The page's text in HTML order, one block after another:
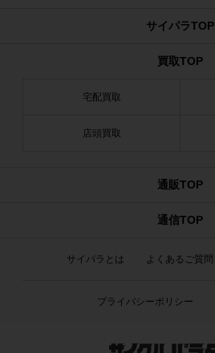
サイパラTOP
買取TOP
宅配買取
店頭買取
通販TOP
通信TOP
サイパラとは よくあるご質問
プライバシーポリシー